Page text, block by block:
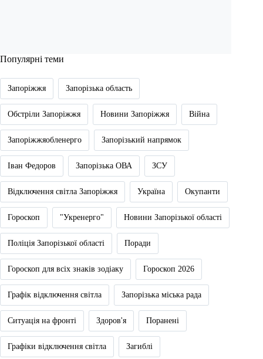
Популярні теми
Запоріжжя Запорізька область
Обстріли Запоріжжя Новини Запоріжжя Війна
Запоріжжяобленерго Запорізький напрямок
Іван Федоров Запорізька ОВА ЗСУ
Відключення світла Запоріжжя Україна Окупанти
Гороскоп "Укренерго" Новини Запорізької області
Поліція Запорізької області Поради
Гороскоп для всіх знаків зодіаку Гороскоп 2026
Графік відключення світла Запорізька міська рада
Ситуація на фронті Здоров'я Поранені
Графіки відключення світла Загиблі